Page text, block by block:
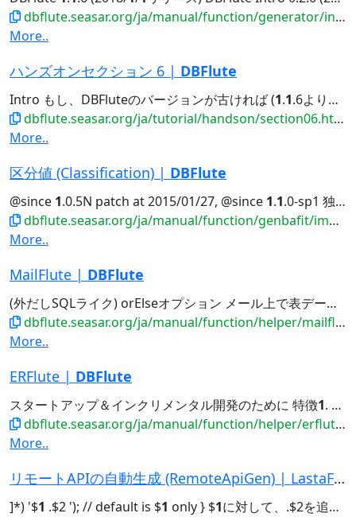
dbflute.seasar.org/ja/manual/function/generator/intro/decomment.html
More..
ハンズオンセクション 6 | DBFlute
Intro もし、DBFluteのバージョンが古ければ (1.1.6より前だったら) 、いますぐ最新にしてみましょう。 DBFluteのアップグレード...firstDateが効かない!?場合は DBFlute-
dbflute.seasar.org/ja/tutorial/handson/section06.html
More..
区分値 (Classification) | DBFlute
@since 1.0.5N patch at 2015/01/27, @since 1.1.0-sp1 独自の属性を追加...越したことはありませんが、例えば "フラグ" (0 or
dbflute.seasar.org/ja/manual/function/genbafit/implfit/classification/index.html
More..
MailFlute | DBFlute
(外だしSQLライク) orElseオプション メール上で表データを表現
dbflute.seasar.org/ja/manual/function/helper/mailflute/index.html
More..
ERFlute | DBFlute
スタートアップ＆インクリメンタル開発のために 特徴1. シンプルbutグラフィカル 特徴2. シンプルbutファンクショナル...シンプルbutファンクショナル ☆☆☆ マージできるERD ☆☆☆ 特徴
dbflute.seasar.org/ja/manual/function/helper/erflute/index.html
More..
リモートAPIの自動生成 (RemoteApiGen) | LastaFlute
]*) '$1 .$2 '); // default is $1 only } $1に対して、.$2を追加し...内部的な挙動は、だいたいこんな感じです。 @since 0.9.